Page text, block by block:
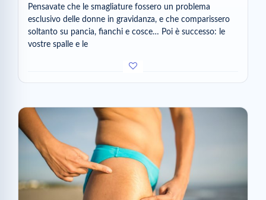
Pensavate che le smagliature fossero un problema
esclusivo delle donne in gravidanza, e che comparissero
soltanto su pancia, fianchi e cosce… Poi è successo: le
vostre spalle e le